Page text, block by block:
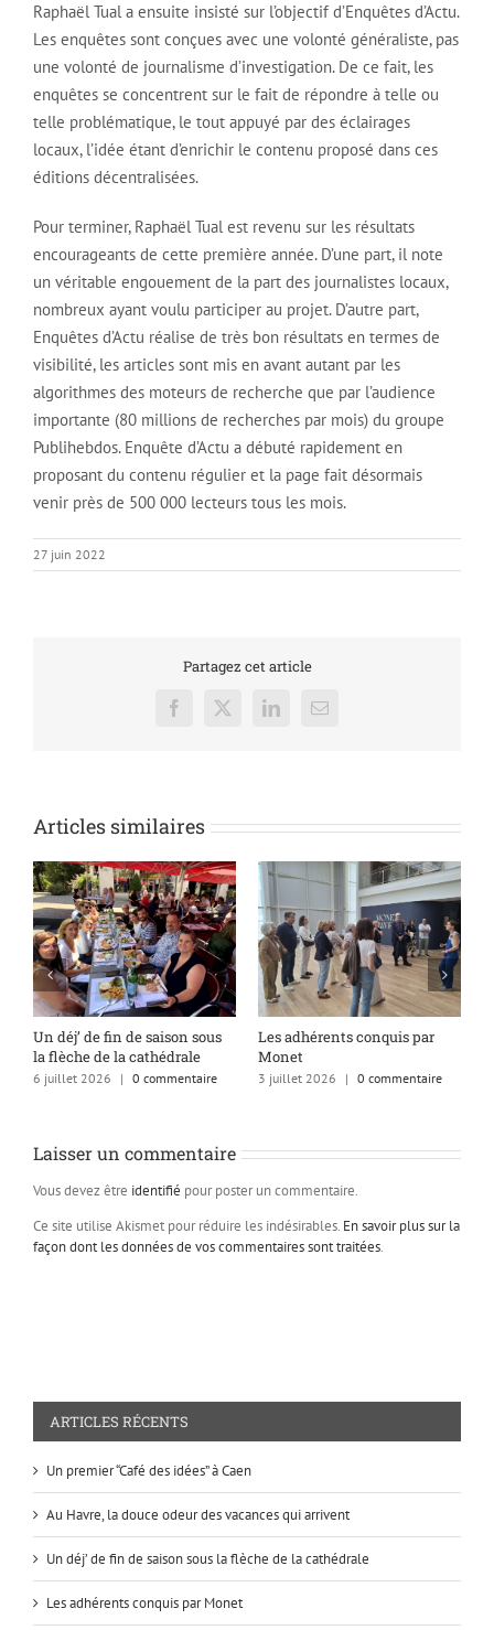
Raphaël Tual a ensuite insisté sur l’objectif d’Enquêtes d’Actu.
Les enquêtes sont conçues avec une volonté généraliste, pas
une volonté de journalisme d’investigation. De ce fait, les
enquêtes se concentrent sur le fait de répondre à telle ou
telle problématique, le tout appuyé par des éclairages
locaux, l’idée étant d’enrichir le contenu proposé dans ces
éditions décentralisées.
Pour terminer, Raphaël Tual est revenu sur les résultats
encourageants de cette première année. D’une part, il note
un véritable engouement de la part des journalistes locaux,
nombreux ayant voulu participer au projet. D’autre part,
Enquêtes d’Actu réalise de très bon résultats en termes de
visibilité, les articles sont mis en avant autant par les
algorithmes des moteurs de recherche que par l’audience
importante (80 millions de recherches par mois) du groupe
Publihebdos. Enquête d’Actu a débuté rapidement en
proposant du contenu régulier et la page fait désormais
venir près de 500 000 lecteurs tous les mois.
27 juin 2022
Partagez cet article
Facebook
X LinkedInEmail
Articles similaires
Un déj’ de fin de saison sous
la flèche de la cathédrale
6 juillet 2026 | 0 commentaire
Les adhérents conquis par
Monet
3 juillet 2026 | 0 commentaire
Laisser un commentaire
Vous devez être identifié pour poster un commentaire.
Ce site utilise Akismet pour réduire les indésirables. En savoir plus sur la
façon dont les données de vos commentaires sont traitées.
ARTICLES RÉCENTS
Un premier “Café des idées” à Caen
Au Havre, la douce odeur des vacances qui arrivent
Un déj’ de fin de saison sous la flèche de la cathédrale
Les adhérents conquis par Monet